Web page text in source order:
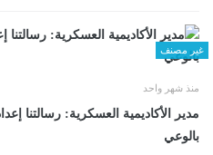
غير مصنف
منذ شهر واحد
مدير الأكاديمية العسكرية: رسالتنا
بالوعي